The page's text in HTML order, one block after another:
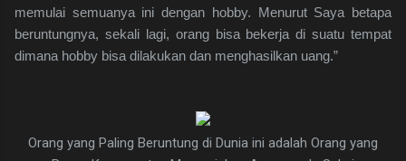
memulai semuanya ini dengan hobby. Menurut Saya betapa
beruntungnya, sekali lagi, orang bisa bekerja di suatu tempat
dimana hobby bisa dilakukan dan menghasilkan uang.”
Orang yang Paling Beruntung di Dunia ini adalah Orang yang